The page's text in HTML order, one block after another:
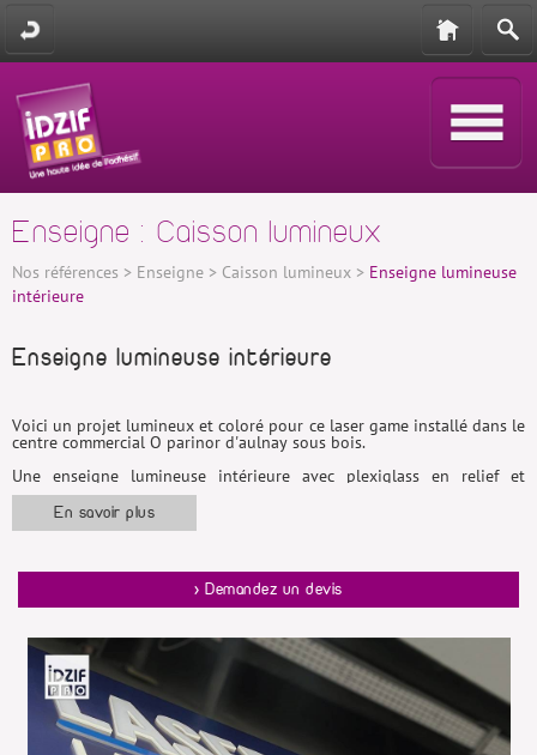
Enseigne : Caisson lumineux
Nos références > Enseigne > Caisson lumineux > Enseigne lumineuse
intérieure
Enseigne lumineuse intérieure
Voici un projet lumineux et coloré pour ce laser game installé dans le
centre commercial O parinor d'aulnay sous bois.
Une enseigne lumineuse intérieure avec plexiglass en relief et
éclairage led , impression numérique sur adhésif pour l'habillage de
l'ensemble des vitrines.
surface vitrée en adhésif.
En savoir plus
> Demandez un devis